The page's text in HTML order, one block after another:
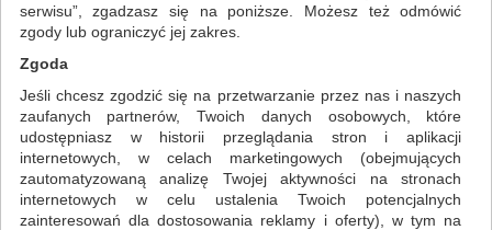
FILTRY
WIĘCEJ
Zakres cenowy
MIN:
MAX:
ODZNACZ
serwisu”, zgadzasz się na poniższe. Możesz też odmówić
zgody lub ograniczyć jej zakres.
Zgoda
Jeśli chcesz zgodzić się na przetwarzanie przez nas i naszych
zaufanych partnerów, Twoich danych osobowych, które
udostępniasz w historii przeglądania stron i aplikacji
internetowych, w celach marketingowych (obejmujących
zautomatyzowaną analizę Twojej aktywności na stronach
internetowych w celu ustalenia Twoich potencjalnych
zainteresowań dla dostosowania reklamy i oferty), w tym na